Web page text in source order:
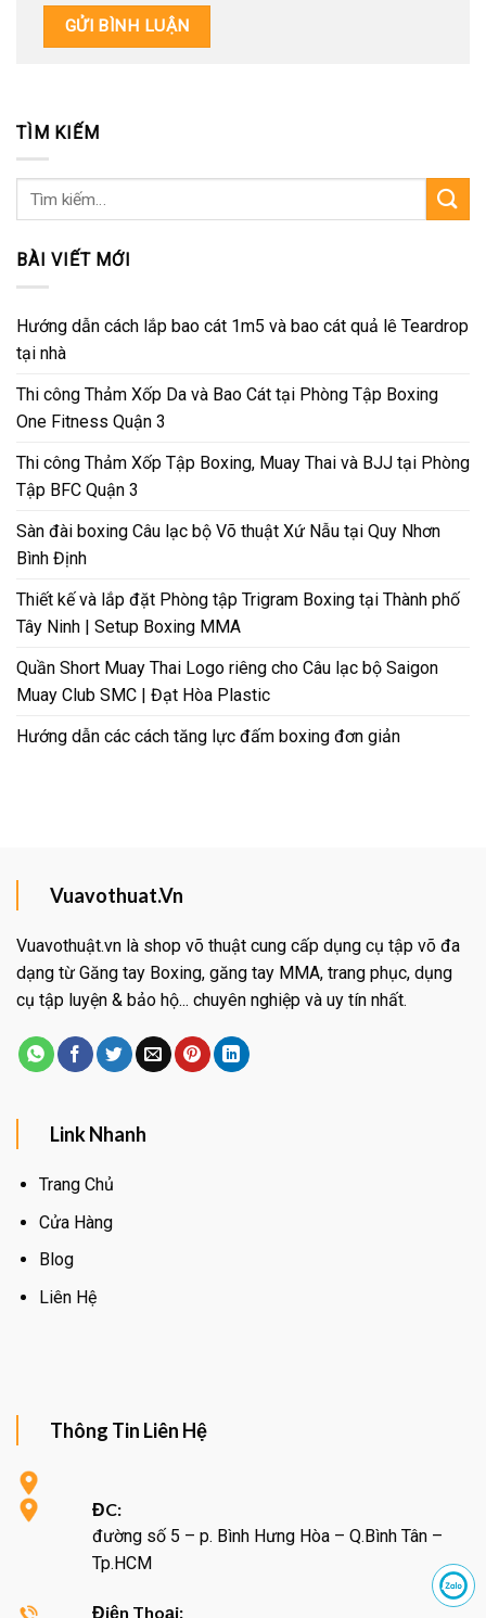
TÌM KIẾM
Tìm
kiếm:
BÀI VIẾT MỚI
Hướng dẫn cách lắp bao cát 1m5 và bao cát quả lê Teardrop
tại nhà
Thi công Thảm Xốp Da và Bao Cát tại Phòng Tập Boxing
One Fitness Quận 3
Thi công Thảm Xốp Tập Boxing, Muay Thai và BJJ tại Phòng
Tập BFC Quận 3
Sàn đài boxing Câu lạc bộ Võ thuật Xứ Nẫu tại Quy Nhơn
Bình Định
Thiết kế và lắp đặt Phòng tập Trigram Boxing tại Thành phố
Tây Ninh | Setup Boxing MMA
Quần Short Muay Thai Logo riêng cho Câu lạc bộ Saigon
Muay Club SMC | Đạt Hòa Plastic
Hướng dẫn các cách tăng lực đấm boxing đơn giản
Vuavothuat.Vn
Vuavothuật.vn là shop võ thuật cung cấp dụng cụ tập võ đa
dạng từ Găng tay Boxing, găng tay MMA, trang phục, dụng
cụ tập luyện & bảo hộ... chuyên nghiệp và uy tín nhất.
Link Nhanh
Trang Chủ
Cửa Hàng
Blog
Liên Hệ
Thông Tin Liên Hệ
ĐC:
đường số 5 – p. Bình Hưng Hòa – Q.Bình Tân –
Tp.HCM
Điện Thoại: